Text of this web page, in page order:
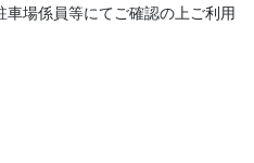
車場係員等にてご確認の上ご利用